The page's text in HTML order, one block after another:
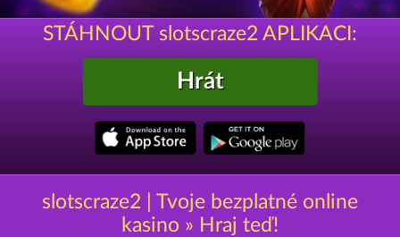
STÁHNOUT slotscraze2 APLIKACI:
Hrát
slotscraze2 | Tvoje bezplatné online
kasino » Hraj teď!